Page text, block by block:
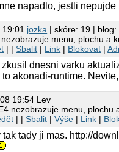
napadlo, jestli nepujde
jozka | skóre: 19 | blog:
menu, plochu a
| |Sbalit | Link | Blokovat |
zkusil dnesni varku
akonadi-runtime.
19:54 Lev
nezobrazuje menu, plochu
| |Sbalit |Výše | Link |
tak tady ji mas. http://